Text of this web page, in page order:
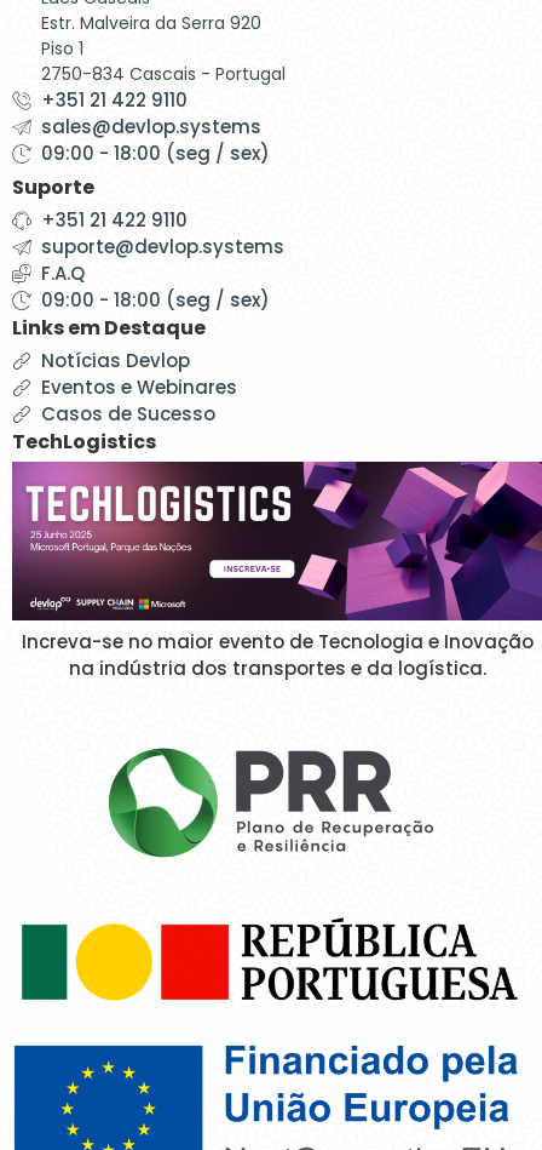
Estr. Malveira da Serra 920
Piso 1
2750-834 Cascais - Portugal
+351 21 422 9110
sales@devlop.systems
09:00 - 18:00 (seg / sex)
Suporte
+351 21 422 9110
suporte@devlop.systems
F.A.Q
09:00 - 18:00 (seg / sex)
Links em Destaque
Notícias Devlop
Eventos e Webinares
Casos de Sucesso
TechLogistics
Increva-se no maior evento de Tecnologia e Inovação
na indústria dos transportes e da logística.